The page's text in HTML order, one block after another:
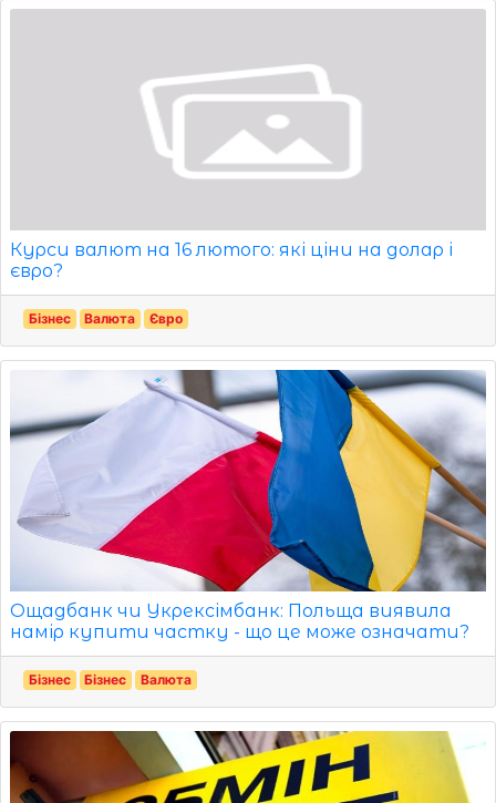
Курси валют на 16 лютого: які ціни на долар і
євро?
Бізнес Валюта Євро
Ощадбанк чи Укрексімбанк: Польща виявила
намір купити частку - що це може означати?
Бізнес Бізнес Валюта